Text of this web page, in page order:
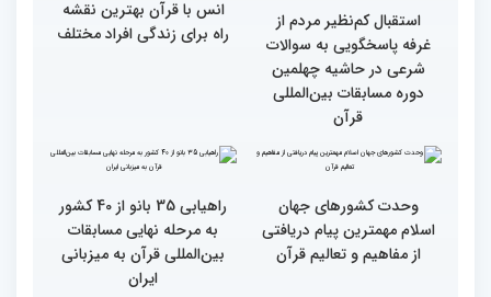
سوم اسفند، نتایج مرحله
نهایی جشنواره تلاوت‌های
تقلیدی در بخش غیر
حضوری اعلام می‌شود
محتوای قرآن با نظامات
غیبی موثر بر زندگی افراد
غرفه پاسخگویی به سوالات
شرعی در حاشیه چهلمین
دوره مسابقات بین‌المللی
انس با قرآن بهترین نقشه
راه برای زندگی افراد مختلف